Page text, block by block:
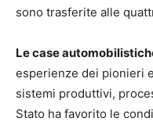
sono trasferite alle
Le case
esperienze dei pionieri
sistemi produttivi,
Stato ha favorito le